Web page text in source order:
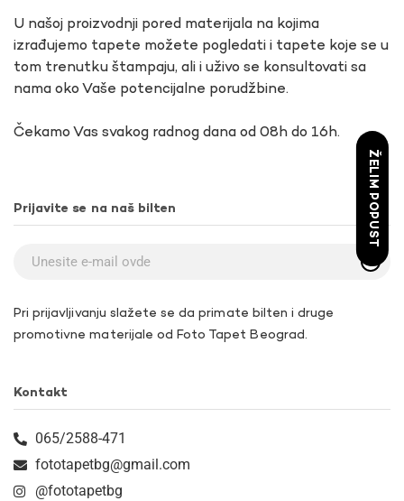
U našoj proizvodnji pored materijala na kojima
izrađujemo tapete možete pogledati i tapete koje se u
tom trenutku štampaju, ali i uživo se konsultovati sa
nama oko Vaše potencijalne porudžbine.
Čekamo Vas svakog radnog dana od 08h do 16h.
Prijavite se na naš bilten
Pri prijavljivanju slažete se da primate bilten i druge
promotivne materijale od Foto Tapet Beograd.
Kontakt
065/2588-471
fototapetbg@gmail.com
@fototapetbg
ŽELIM POPUST